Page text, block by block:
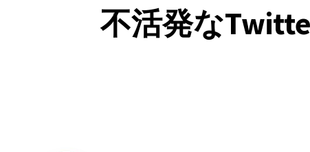
不活発な